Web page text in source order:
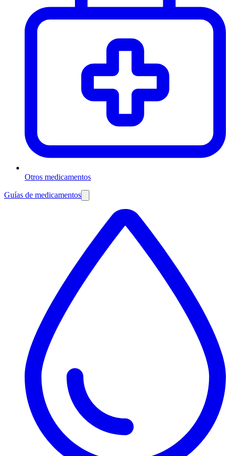
Otros medicamentos
Guías de medicamentos